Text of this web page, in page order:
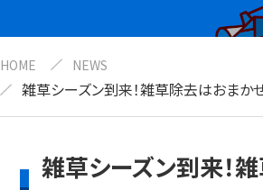
HOME NEWS
雑草シーズン到来！雑草除去はおまかせ
雑草シーズン到来！